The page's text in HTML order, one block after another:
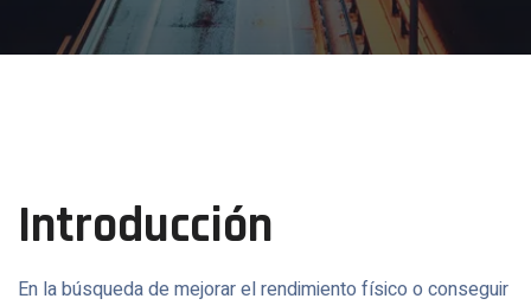
Introducción
En la búsqueda de mejorar el rendimiento físico o conseguir